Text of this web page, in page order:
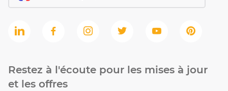
Restez à l'écoute pour les mises à jour
et les offres